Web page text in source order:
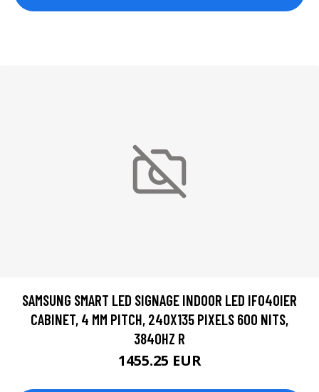
SAMSUNG SMART LED SIGNAGE INDOOR LED IF040IER
CABINET, 4 MM PITCH, 240X135 PIXELS 600 NITS,
3840HZ R
1455.25 EUR